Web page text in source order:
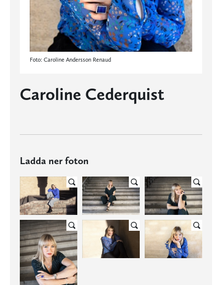
Foto: Caroline Andersson Renaud
Caroline Cederquist
Ladda ner foton